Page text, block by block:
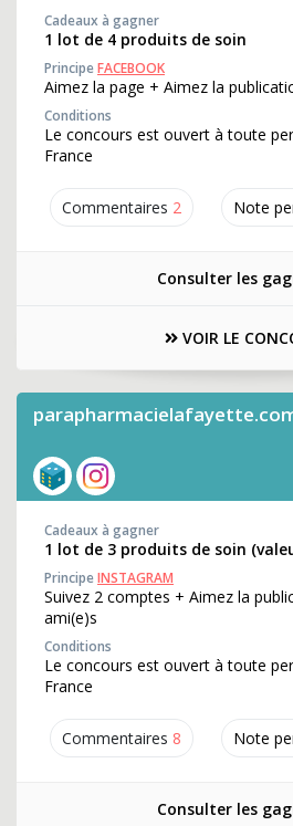
Commentaires 2 Note
Cadeaux à gagner
1 lot de 4 produits de soin
PrincipeFACEBOOK
Aimez la page + Aimez la
Conditions
Le concours est ouvert à toute
France
Consulter les
VOIR LE
Commentaires 8 Note
Cadeaux à gagner
1 lot de 3 produits de soin
PrincipeINSTAGRAM
Suivez 2 comptes + Aimez la
ami(e)s
Conditions
Le concours est ouvert à toute
France
Consulter les